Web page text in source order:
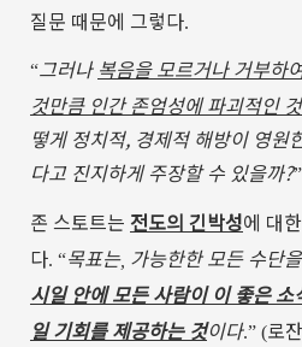
질문 때문에 그렇다.
“그러나 복음을 모르거나 거부하
것만큼 인간 존엄성에 파괴적인
떻게 정치적, 경제적 해방이 영원
다고 진지하게 주장할 수 있을까?
존 스토트는 전도의 긴박성에 대한
다. “목표는, 가능한한 모든 수단을
시일 안에 모든 사람이 이 좋은 소
일 기회를 제공하는 것이다.” (로